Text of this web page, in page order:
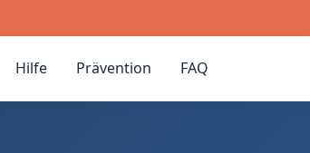
Hilfe Prävention FAQ